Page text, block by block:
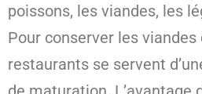
poissons, les viandes, les
Pour conserver les viandes
restaurants se servent